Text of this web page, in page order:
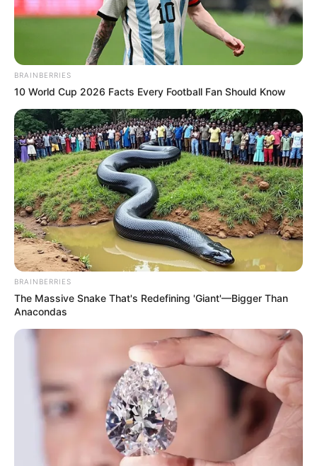
BRAINBERRIES
10 World Cup 2026 Facts Every Football Fan Should Know
BRAINBERRIES
The Massive Snake That's Redefining 'Giant'—Bigger Than
Anacondas